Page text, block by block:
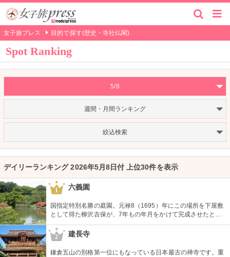
女子旅プレス 目的で探す(歴史・寺社仏閣)
Spot Ranking
5/8
週間・月間ランキング
絞込検索
デイリーランキング 2026年5月8日付 上位30件を表示
1 六義園
国指定特別名勝の庭園。元禄8（1695）年にこの場所を下屋敷
として得た柳沢吉保が、7年もの年月をかけて完成させたとい
います。池のまわりに木々が植栽された回遊式築山泉水庭園
で、江戸時代から小石川後楽園とで二大庭園とされていまし
た。日本庭園の良さを今に伝える名園です。
2 建長寺
鎌倉五山の別格第一位にもなっている日本最古の禅寺です。重